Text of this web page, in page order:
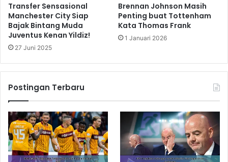
Transfer Sensasional
Manchester City Siap
Bajak Bintang Muda
Juventus Kenan Yildiz!
27 Juni 2025
Brennan Johnson Masih
Penting buat Tottenham
Kata Thomas Frank
1 Januari 2026
Postingan Terbaru